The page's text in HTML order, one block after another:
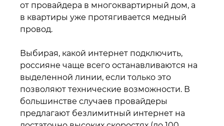
от провайдера в многоквартирный дом, а
в квартиры уже протягивается медный
провод.
Выбирая, какой интернет подключить,
россияне чаще всего останавливаются на
выделенной линии, если только это
позволяют технические возможности. В
большинстве случаев провайдеры
предлагают безлимитный интернет на